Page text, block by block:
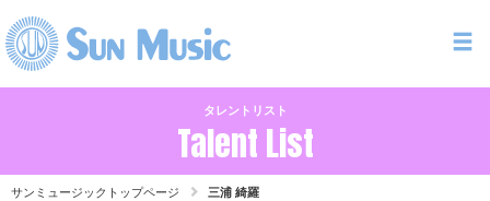
サンミュージックトップページ 三浦 綺羅
タレントリスト
Talent List